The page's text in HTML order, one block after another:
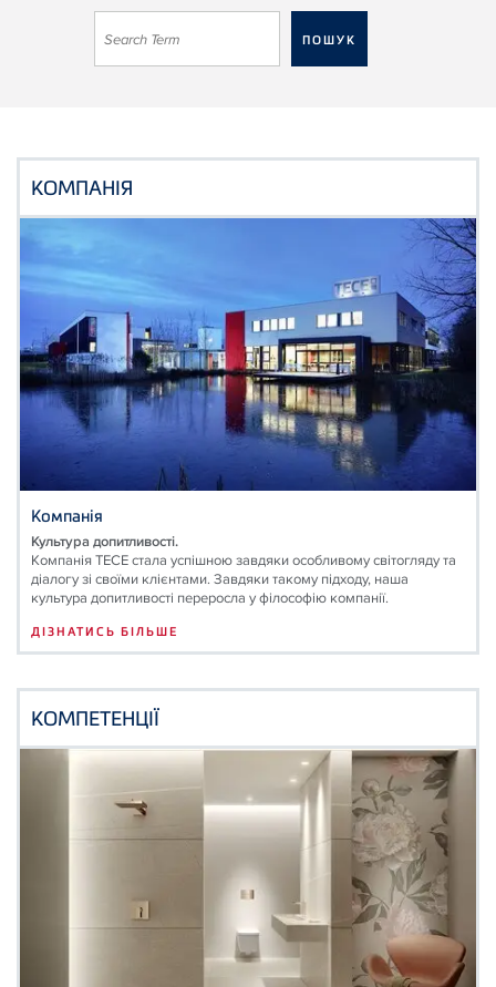
КОМПАНІЯ
Компанія
Культура допитливості.
Компанія ТЕСЕ стала успішною завдяки особливому світогляду та
діалогу зі своїми клієнтами. Завдяки такому підходу, наша
культура допитливості переросла у філософію компанії.
ДІЗНАТИСЬ БІЛЬШЕ
КОМПЕТЕНЦІЇ